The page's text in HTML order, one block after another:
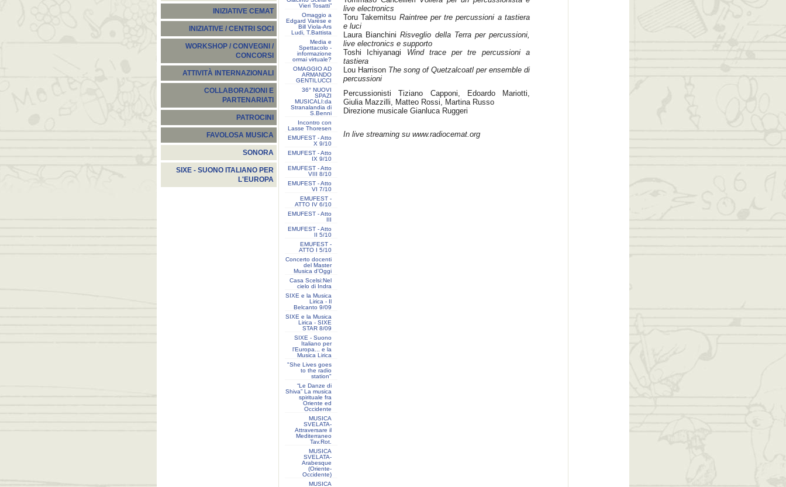
INIZIATIVE CEMAT
INIZIATIVE / CENTRI SOCI
WORKSHOP / CONVEGNI /
CONCORSI
ATTIVITÀ INTERNAZIONALI
COLLABORAZIONI E
PARTENARIATI
PATROCINI
FAVOLOSA MUSICA
SONORA
SIXE - SUONO ITALIANO PER
L'EUROPA
Vieri Tosatti”
Omaggio a
Edgard Varèse e
Bill Viola-Ars
Ludi, T.Battista
Media e
Spettacolo -
informazione
ormai virtuale?
OMAGGIO AD
ARMANDO
GENTILUCCI
36° NUOVI
SPAZI
MUSICALI:da
Stranalandia di
S.Benni
Incontro con
Lasse Thoresen
EMUFEST - Atto
X 9/10
EMUFEST - Atto
IX 9/10
EMUFEST - Atto
VIII 8/10
EMUFEST - Atto
VI 7/10
EMUFEST -
ATTO IV 6/10
EMUFEST - Atto
III
EMUFEST - Atto
II 5/10
EMUFEST -
ATTO I 5/10
Concerto docenti
del Master
Musica d'Oggi
Casa Scelsi:Nel
cielo di Indra
SIXE e la Musica
Lirica - Il
Belcanto 9/09
SIXE e la Musica
Lirica - SIXE
STAR 8/09
SIXE - Suono
Italiano per
l'Europa... e la
Musica Lirica
"She Lives goes
to the radio
station"
“Le Danze di
Shiva” La musica
spirituale fra
Oriente ed
Occidente
MUSICA
SVELATA-
Attraversare il
Mediterraneo
Tav.Rot.
MUSICA
SVELATA-
Arabesque
(Oriente-
Occidente)
MUSICA
live electronics
Toru Takemitsu Raintree per tre percussioni a tastiera
e luci
Laura BianchiniRisveglio della Terra per percussioni,
live electronics e supporto
Toshi Ichiyanagi Wind trace per tre percussioni a
tastiera
Lou Harrison The song of Quetzalcoatl per ensemble di
percussioni
Percussionisti Tiziano Capponi, Edoardo Mariotti,
Giulia Mazzilli, Matteo Rossi, Martina Russo
Direzione musicale Gianluca Ruggeri
In live streaming su www.radiocemat.org